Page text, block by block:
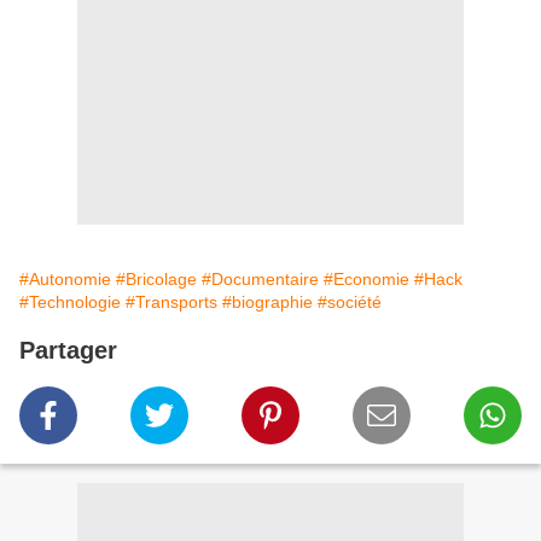
#Autonomie #Bricolage #Documentaire #Economie #Hack
#Technologie #Transports #biographie #société
Partager